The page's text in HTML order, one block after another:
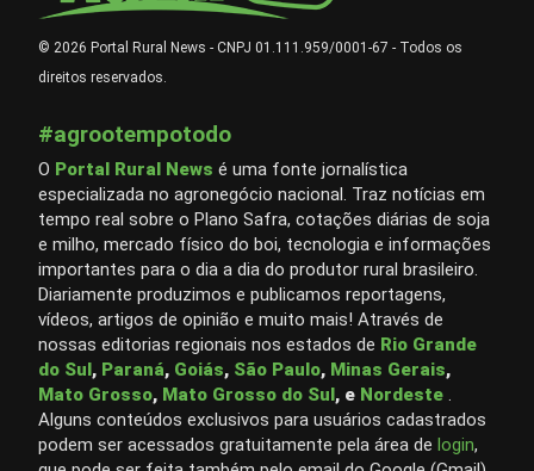
© 2026 Portal Rural News - CNPJ 01.111.959/0001-67 - Todos os
direitos reservados.
#agrootempotodo
O Portal Rural News é uma fonte jornalística
especializada no agronegócio nacional. Traz notícias em
tempo real sobre o Plano Safra, cotações diárias de soja
e milho, mercado físico do boi, tecnologia e informações
importantes para o dia a dia do produtor rural brasileiro.
Diariamente produzimos e publicamos reportagens,
vídeos, artigos de opinião e muito mais! Através de
nossas editorias regionais nos estados de Rio Grande
do Sul , Paraná, Goiás, São Paulo, Minas Gerais,
Mato Grosso, Mato Grosso do Sul , e Nordeste .
Alguns conteúdos exclusivos para usuários cadastrados
podem ser acessados gratuitamente pela área de login,